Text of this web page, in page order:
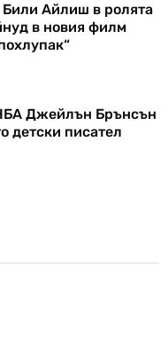
Айлиш в ролята
в новия филм
Джейлън Брънсън
детски писател